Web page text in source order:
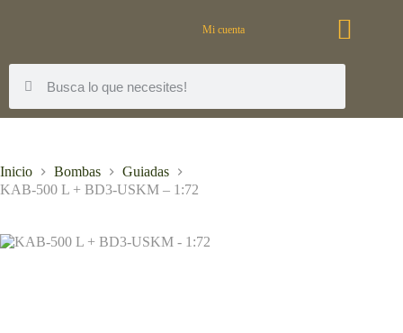
Mi cuenta
Inicio Bombas
Guiadas
KAB-500 L + BD3-USKM – 1:72